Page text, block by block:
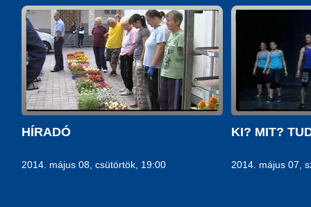
HÍRADÓ
2014. május 08, csütörtök, 19:00
KI? MIT?
2014. május 07,